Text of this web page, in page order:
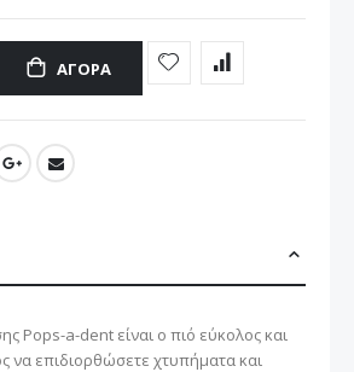
ΑΓΟΡΆ
Pops-a-dent είναι ο πιό εύκολος και
να επιδιορθώσετε χτυπήματα και